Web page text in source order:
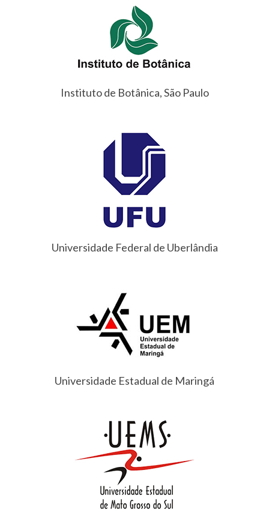
Instituto de Botânica, São Paulo
Universidade Federal de Uberlândia
Universidade Estadual de Maringá